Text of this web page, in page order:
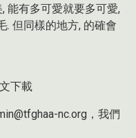
能有多可愛就要多可愛,
. 但同樣的地方, 的確會
下載
nc.org，我們